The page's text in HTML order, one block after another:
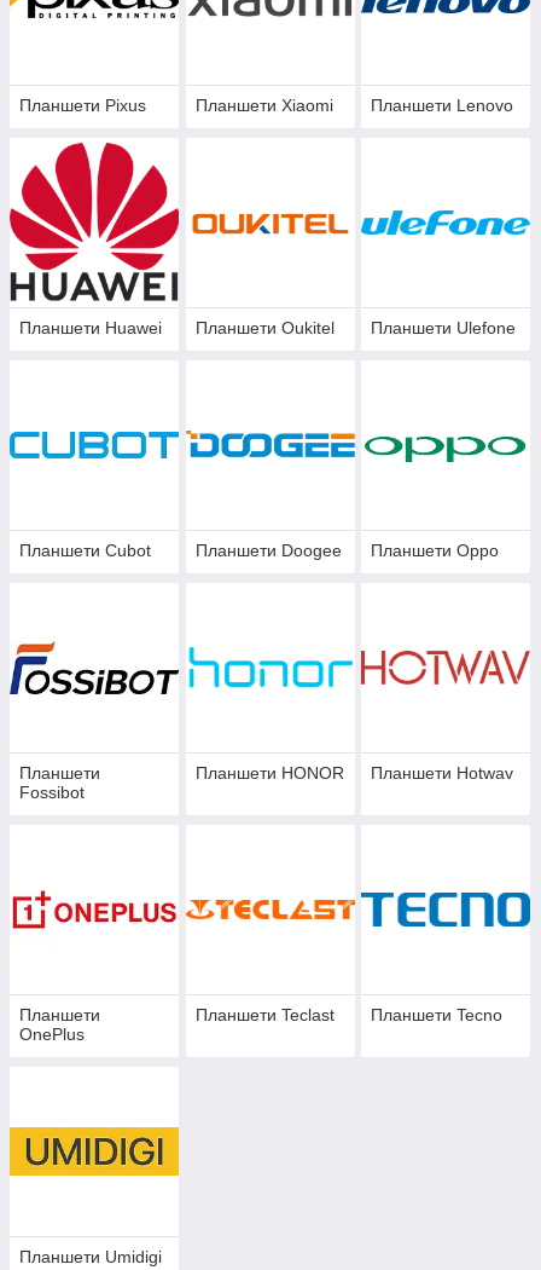
Планшети Pixus Планшети Xiaomi Планшети Lenovo
Планшети Huawei Планшети Oukitel Планшети Ulefone
Планшети Cubot Планшети Doogee Планшети Oppo
Планшети
Fossibot
Планшети HONOR Планшети Hotwav
Планшети
OnePlus
Планшети Teclast Планшети Tecno
Планшети Umidigi